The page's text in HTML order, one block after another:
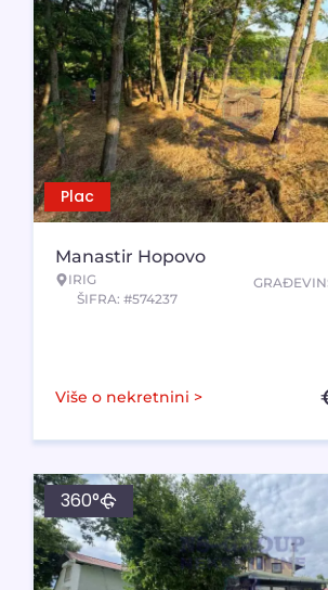
Plac
Manastir Hopovo
IRIG
ŠIFRA: #574237
Više o nekretnini >
360°